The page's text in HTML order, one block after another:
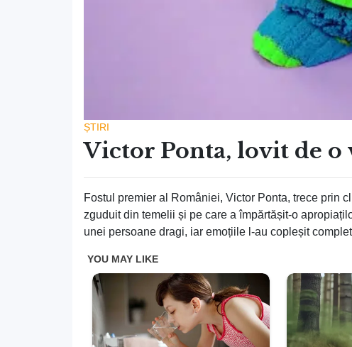
ȘTIRI
Victor Ponta, lovit de o
Fostul premier al României, Victor Ponta, trece prin
zguduit din temelii și pe care a împărtășit-o
unei persoane dragi, iar emoțiile l-au copleșit